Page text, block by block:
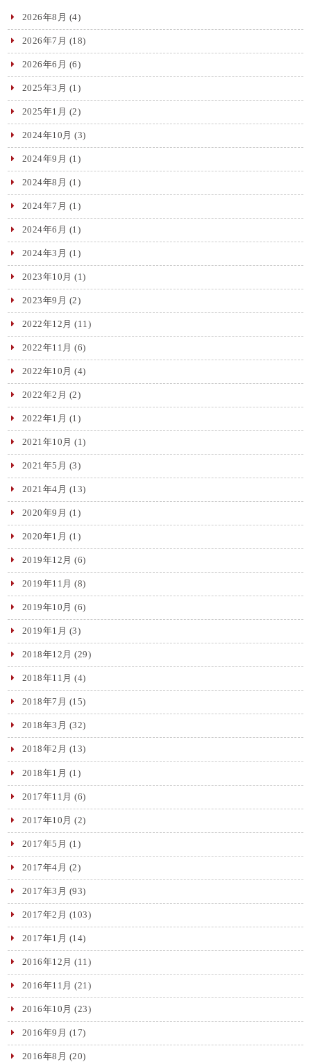
2026年8月 (4)
2026年7月 (18)
2026年6月 (6)
2025年3月 (1)
2025年1月 (2)
2024年10月 (3)
2024年9月 (1)
2024年8月 (1)
2024年7月 (1)
2024年6月 (1)
2024年3月 (1)
2023年10月 (1)
2023年9月 (2)
2022年12月 (11)
2022年11月 (6)
2022年10月 (4)
2022年2月 (2)
2022年1月 (1)
2021年10月 (1)
2021年5月 (3)
2021年4月 (13)
2020年9月 (1)
2020年1月 (1)
2019年12月 (6)
2019年11月 (8)
2019年10月 (6)
2019年1月 (3)
2018年12月 (29)
2018年11月 (4)
2018年7月 (15)
2018年3月 (32)
2018年2月 (13)
2018年1月 (1)
2017年11月 (6)
2017年10月 (2)
2017年5月 (1)
2017年4月 (2)
2017年3月 (93)
2017年2月 (103)
2017年1月 (14)
2016年12月 (11)
2016年11月 (21)
2016年10月 (23)
2016年9月 (17)
2016年8月 (20)